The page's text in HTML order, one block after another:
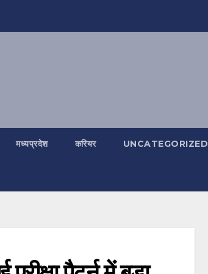
मध्यप्रदेश करियर UNCATEGORIZED